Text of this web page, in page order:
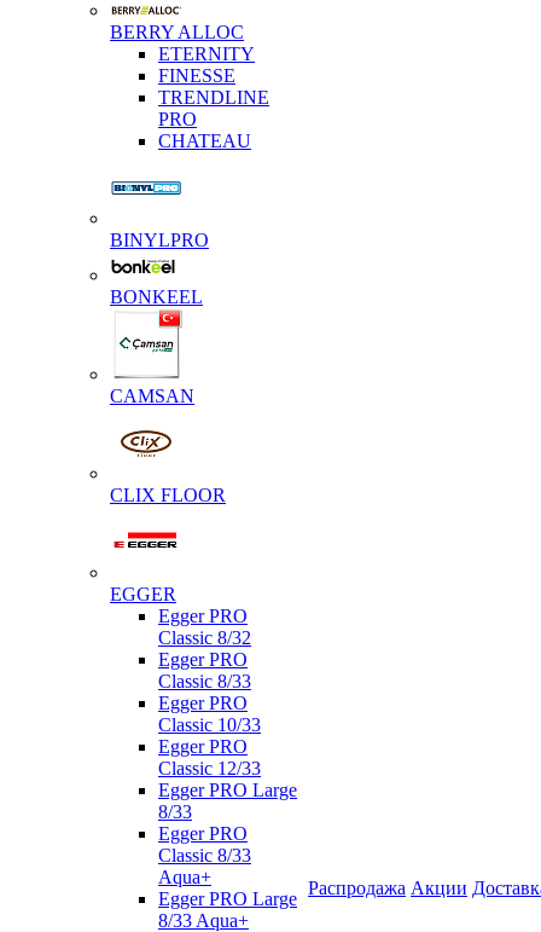
BERRY ALLOC
ETERNITY
FINESSE
TRENDLINE
PRO
CHATEAU
BINYLPRO
BONKEEL
CAMSAN
CLIX FLOOR
EGGER
Egger PRO
Classic 8/32
Egger PRO
Classic 8/33
Egger PRO
Classic 10/33
Egger PRO
Classic 12/33
Egger PRO Large
8/33
Egger PRO
Classic 8/33
Aqua+
Egger PRO Large
8/33 Aqua+
Распродажа Акции